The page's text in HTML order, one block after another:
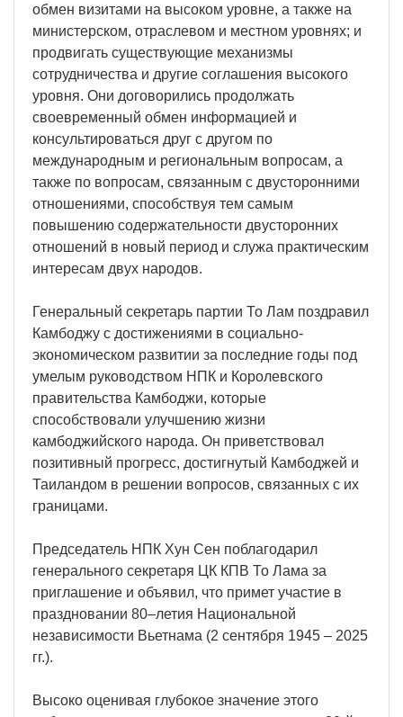
обмен визитами на высоком уровне, а также на
министерском, отраслевом и местном уровнях; и
продвигать существующие механизмы
сотрудничества и другие соглашения высокого
уровня. Они договорились продолжать
своевременный обмен информацией и
консультироваться друг с другом по
международным и региональным вопросам, а
также по вопросам, связанным с двусторонними
отношениями, способствуя тем самым
повышению содержательности двусторонних
отношений в новый период и служа практическим
интересам двух народов.
Генеральный секретарь партии То Лам поздравил
Камбоджу с достижениями в социально-
экономическом развитии за последние годы под
умелым руководством НПК и Королевского
правительства Камбоджи, которые
способствовали улучшению жизни
камбоджийского народа. Он приветствовал
позитивный прогресс, достигнутый Камбоджей и
Таиландом в решении вопросов, связанных с их
границами.
Председатель НПК Хун Сен поблагодарил
генерального секретаря ЦК КПВ То Лама за
приглашение и объявил, что примет участие в
праздновании 80–летия Национальной
независимости Вьетнама (2 сентября 1945 – 2025
гг.).
Высоко оценивая глубокое значение этого